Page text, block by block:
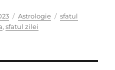
Categories
Astrologie Tags
sfatul
, sfatul zilei